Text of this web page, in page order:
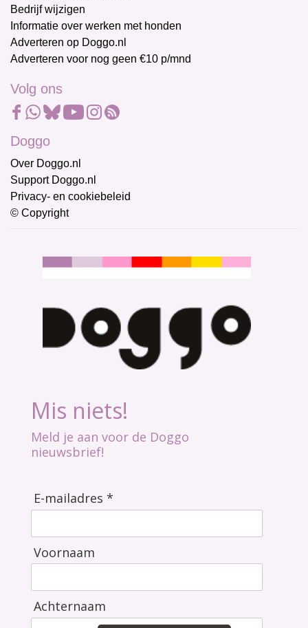
Bedrijf wijzigen
Informatie over werken met honden
Adverteren op Doggo.nl
Adverteren voor nog geen €10 p/mnd
Volg ons
Doggo
Over Doggo.nl
Support Doggo.nl
Privacy- en cookiebeleid
© Copyright
Mis niets!
Meld je aan voor de Doggo
nieuwsbrief!
E-mailadres *
Voornaam
Achternaam